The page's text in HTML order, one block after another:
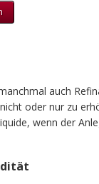
auch
oder nur zu
wenn der